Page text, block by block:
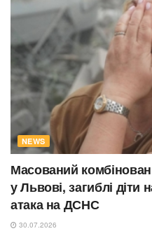
NEWS
Масований
у Львові, загиблі діти
атака на ДСНС
30.07.2026